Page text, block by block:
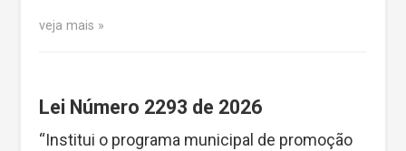
veja mais
Lei Número 2293 de 2026
“Institui o programa municipal de promoção